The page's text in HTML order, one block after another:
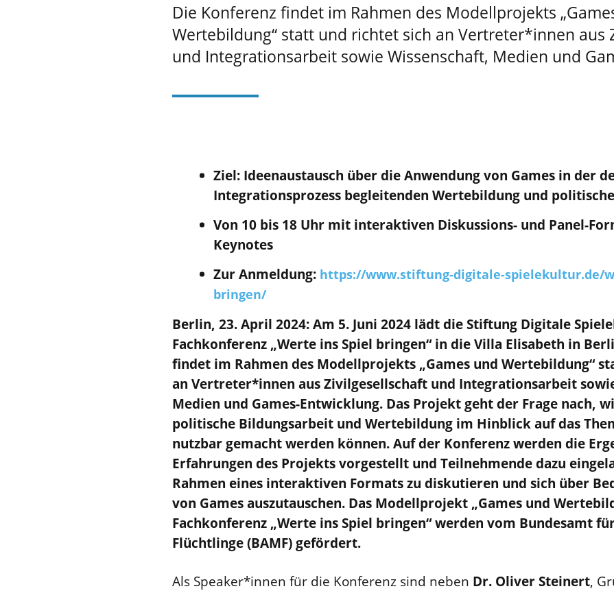
Die Konferenz findet im Rahmen des Modellprojekts
Wertebildung“ statt und richtet sich an Vertreter*innen aus
und Integrationsarbeit sowie Wissenschaft, Medien und
Ziel: Ideenaustausch über die Anwendung von Games in der
Integrationsprozess begleitenden Wertebildung und
Von 10 bis 18 Uhr mit interaktiven Diskussions- und Panel-
Keynotes
Zur Anmeldung: https://www.stiftung-digitale-spielekultur.de/
bringen/
Berlin, 23. April 2024: Am 5. Juni 2024 lädt die Stiftung Digitale
Fachkonferenz „Werte ins Spiel bringen“ in die Villa Elisabeth in
findet im Rahmen des Modellprojekts „Games und Wertebildung“
an Vertreter*innen aus Zivilgesellschaft und Integrationsarbeit
Medien und Games-Entwicklung. Das Projekt geht der Frage nach,
politische Bildungsarbeit und Wertebildung im Hinblick auf das
nutzbar gemacht werden können. Auf der Konferenz werden die
Erfahrungen des Projekts vorgestellt und Teilnehmende dazu
Rahmen eines interaktiven Formats zu diskutieren und sich über
von Games auszutauschen. Das Modellprojekt „Games und
Fachkonferenz „Werte ins Spiel bringen“ werden vom Bundesamt
Flüchtlinge (BAMF) gefördert.
Als Speaker*innen für die Konferenz sind neben Dr. Oliver Steinert,